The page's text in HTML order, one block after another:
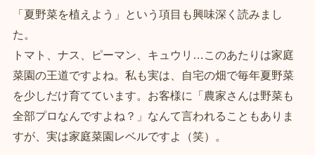
「夏野菜を植えよう」という項目も興味深く読みまし
た。
トマト、ナス、ピーマン、キュウリ…このあたりは家庭
菜園の王道ですよね。私も実は、自宅の畑で毎年夏野菜
を少しだけ育てています。お客様に「農家さんは野菜も
全部プロなんですよね？」なんて言われることもありま
すが、実は家庭菜園レベルですよ（笑）。